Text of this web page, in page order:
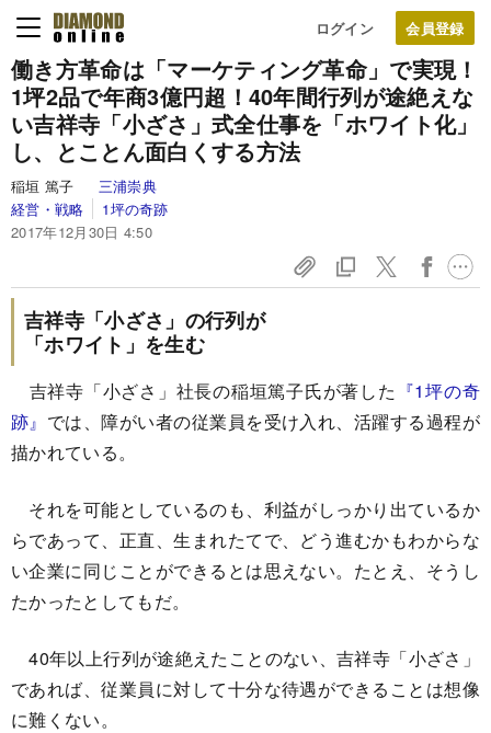
ログイン
働き方革命は「マーケティング革命」で実現！
1坪2品で年商3億円超！ 40年間行列が途絶えな
い吉祥寺「小ざさ」式全仕事を「ホワイト化」
し、
とことん面白くする方法
稲垣 篤子 三浦崇典
経営・戦略
1坪の奇跡
2017年12月30日 4:50
吉祥寺「小ざさ」の行列が
「ホワイト」を生む
吉祥寺「小ざさ」社長の稲垣篤子氏が著した 『1坪の奇
跡』 では、障がい者の従業員を受け入れ、活躍する過程が
描かれている。
それを可能としているのも、利益がしっかり出ているか
らであって、正直、生まれたてで、どう進むかもわからな
い企業に同じことができるとは思えない。たとえ、そうし
たかったとしてもだ。
40年以上行列が途絶えたことのない、吉祥寺「小ざさ」
であれば、従業員に対して十分な待遇ができることは想像
に難くない。